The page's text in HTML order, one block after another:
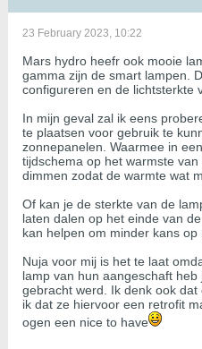
23 February 2023, 10:22
Mars hydro heefr ook mooie
gamma zijn de smart lampen.
configureren en de lichtsterkte
In mijn geval zal ik eens
te plaatsen voor gebruik te
zonnepanelen. Waarmee in
tijdschema op het warmste
dimmen zodat de warmte wat
Of kan je de sterkte van de
laten dalen op het einde van
kan helpen om minder kans op
Nuja voor mij is het te laat
lamp van hun aangeschaft
gebracht werd. Ik denk ook
ik dat ze hiervoor een retrofit
ogen een nice to have